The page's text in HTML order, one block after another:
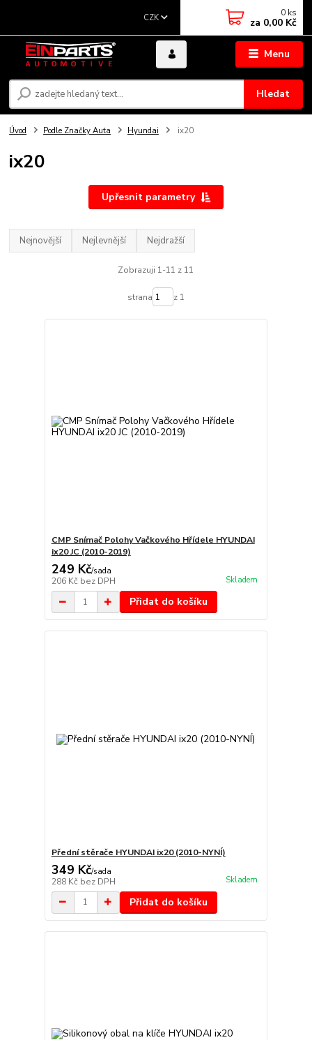
Menu
CZK
Hledat
0 ks
za 0,00 Kč
Úvod Podle Značky Auta Hyundai ix20
ix20
Upřesnit parametry
Nejnovější Nejlevnější Nejdražší
Zobrazuji 1-11 z 11
strana z 1
CMP Snímač Polohy Vačkového Hřídele HYUNDAI
ix20 JC (2010-2019)
249 Kč/sada
206 Kč bez DPH Skladem
Přidat do košíku
Přední stěrače HYUNDAI ix20 (2010-NYNÍ)
349 Kč/sada
288 Kč bez DPH Skladem
Přidat do košíku